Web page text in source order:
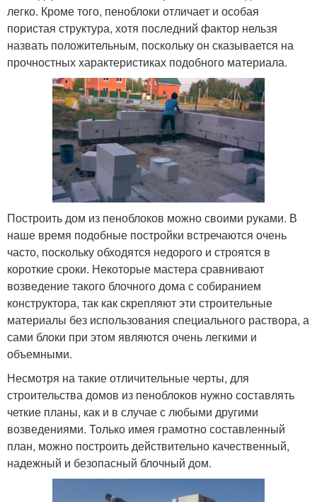
легко. Кроме того, пеноблоки отличает и особая
пористая структура, хотя последний фактор нельзя
назвать положительным, поскольку он сказывается на
прочностных характеристиках подобного материала.
Построить дом из пеноблоков можно своими руками. В
наше время подобные постройки встречаются очень
часто, поскольку обходятся недорого и строятся в
короткие сроки. Некоторые мастера сравнивают
возведение такого блочного дома с собиранием
конструктора, так как скрепляют эти строительные
материалы без использования специального раствора, а
сами блоки при этом являются очень легкими и
объемными.
Несмотря на такие отличительные черты, для
строительства домов из пеноблоков нужно составлять
четкие планы, как и в случае с любыми другими
возведениями. Только имея грамотно составленный
план, можно построить действительно качественный,
надежный и безопасный блочный дом.